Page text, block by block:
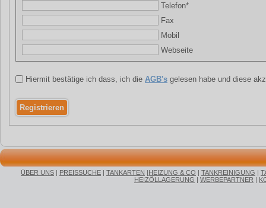
Telefon*
Fax
Mobil
Webseite
Hiermit bestätige ich dass, ich die AGB's gelesen habe und diese
ÜBER UNS | PREISSUCHE | TANKARTEN |HEIZUNG & CO | TANKREINIGUNG |
HEIZÖLLAGERUNG | WERBEPARTNER |